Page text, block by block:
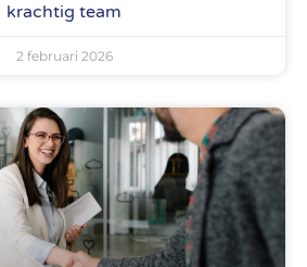
krachtig team
2 februari 2026